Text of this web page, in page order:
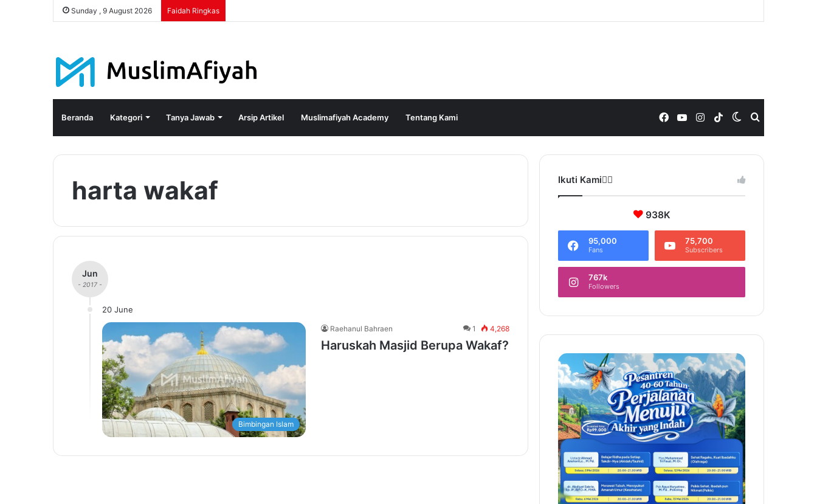
Sunday , 9 August 2026 Faidah Ringkas
Beranda Kategori Tanya Jawab Arsip Artikel Muslimafiyah Academy Tentang Kami Switch
skin
TikTok
Instagram
YouTube
Facebook
harta wakaf
Jun
- 2017 -
20 June
Bimbingan Islam
Raehanul Bahraen 1 4,268
Haruskah Masjid Berupa Wakaf?
Ikuti Kami❤️‍🔥
938K
95,000
Fans
75,700
Subscribers
767k
Followers